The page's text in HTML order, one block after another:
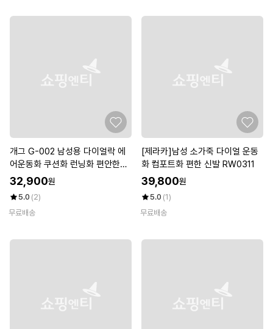
개그 G-002 남성용 다이얼락 에
어운동화 쿠션화 런닝화 편안한슈
즈
32,900원
5.0 (2)
무료배송
[제라카]남성 소가죽 다이얼 운동
화 컴포트화 편한 신발 RW0311
39,800원
5.0 (1)
무료배송